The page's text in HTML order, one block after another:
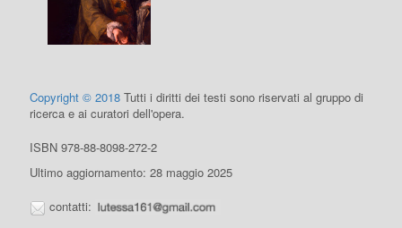
Copyright © 2018 Tutti i diritti dei testi sono riservati al gruppo di
ricerca e ai curatori dell'opera.
ISBN 978-88-8098-272-2
Ultimo aggiornamento: 28 maggio 2025
contatti: